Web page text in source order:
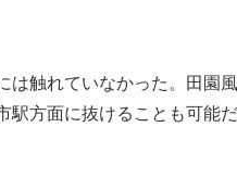
は触れていなかった。田園
方面に抜けることも可能だ